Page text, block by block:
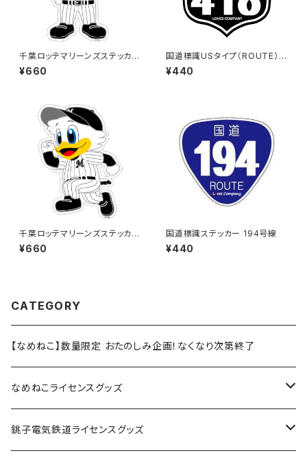
千葉ロッテマリーンズステッカー
13（大）
¥660
国道標識USタイプ（ROUTE）ス
テッカー 418号線（ブラック）
¥440
千葉ロッテマリーンズステッカー
14（大）
¥660
国道標識ステッカー 194号線
¥440
CATEGORY
【なめねこ】数量限定 おたのしみ企画！なくなり次第終了
なめねこライセンスグッズ
Tシャツ
銚子電気鉄道ライセンスグッズ